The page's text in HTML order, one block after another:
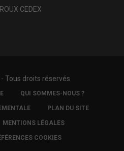
CEDEX
Tous droits réservés
QUI SOMMES-NOUS ?
PLAN DU SITE
MENTIONS LÉGALES
COOKIES